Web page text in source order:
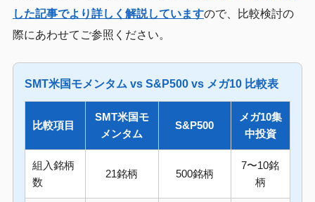
した記事でより詳しく解説していますので、比較検討の
際にあわせてご参照ください。
SMT米国モメンタム vs S&P500 vs メガ10 比較表
比較項目
SMT米国モ
メンタム
S&P500
メガ10集
中投資
組入銘柄
数
21銘柄 500銘柄
7〜10銘
柄